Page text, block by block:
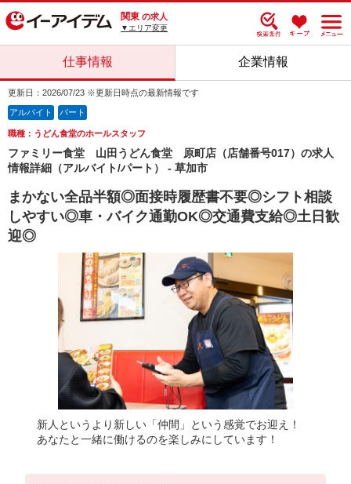
関東 の求人
▼エリア変更
仕事情報 企業情報
更新日：2026/07/23 ※更新日時点の最新情報です
アルバイト パート
職種：うどん食堂のホールスタッフ
ファミリー食堂 山田うどん食堂 原町店（店舗番号017）の求人
情報詳細（アルバイト/パート） - 草加市
まかない全品半額◎面接時履歴書不要◎シフト相談
しやすい◎車・バイク通勤OK◎交通費支給◎土日歓
迎◎
新人というより新しい「仲間」という感覚でお迎え！
あなたと一緒に働けるのを楽しみにしています！